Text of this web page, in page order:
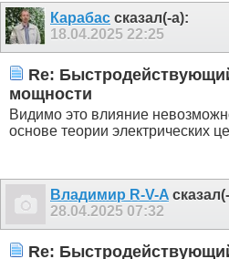
Карабас сказал(-а):
18.04.2025 22:25
Re:
мощности
Видимо это влияние
основе теории электрических
Владимир R-V-A
28.04.2025 07:32
Re: